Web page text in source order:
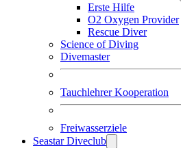
Erste Hilfe
O2 Oxygen Provider
Rescue Diver
Science of Diving
Divemaster
Tauchlehrer Kooperation
Freiwasserziele
Seastar Diveclub